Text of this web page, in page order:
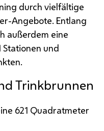
durch vielfältige
Angebote. Entlang
außerdem eine
Stationen und
Trinkbrunnen
621 Quadratmeter